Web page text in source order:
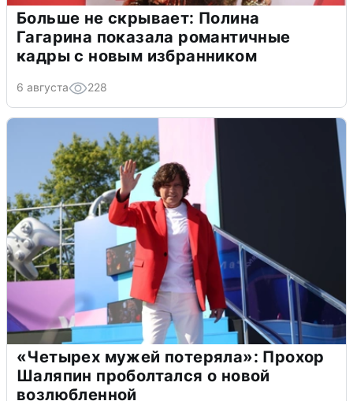
Больше не скрывает: Полина
Гагарина показала романтичные
кадры с новым избранником
6 августа 228
«Четырех мужей потеряла»: Прохор
Шаляпин проболтался о новой
возлюбленной